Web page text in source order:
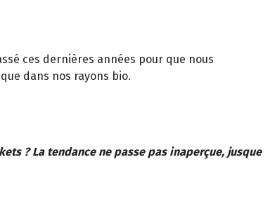
ces dernières années pour que nous
dans nos rayons bio.
? La tendance ne passe pas inaperçue, jusque